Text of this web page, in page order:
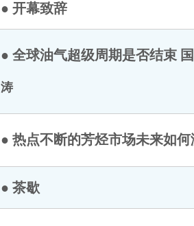
● 开幕致辞
● 全球油气超级周期是否结束
涛
● 热点不断的芳烃市场未来如何
● 茶歇